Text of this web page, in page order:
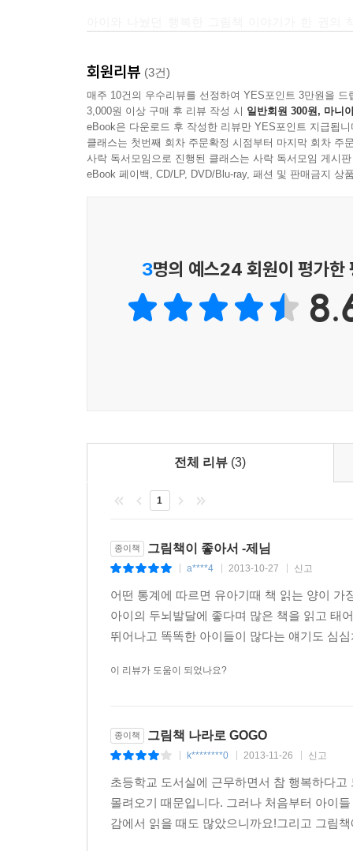
한상수 ((사)행복한아침독서] 이사장)
회원리뷰 (3건)
매주 10건의 우수리뷰를 선정하여 YES포인트 3만원을 드
3,000원 이상 구매 후 리뷰 작성 시 일반회원 300원, 마니
eBook은 다운로드 후 작성한 리뷰만 YES포인트 지급됩니
클래스는 첫번째 회차 주문확정 시점부터 마지막 회차 주
사락 독서모임으로 진행된 클래스는 사락 독서모임 게시
eBook 페이백, CD/LP, DVD/Blu-ray, 패션 및 판매금지 상
3명의 예스24 회원이 평가한
전체 리뷰 (3)
1
종이책 그림책이 좋아서 -제님
a****4 2013-10-27 신고
어떤 통계에 따르면 유아기때 책 읽는 양이
아이의 두뇌발달에 좋다며 많은 책을 읽고 태
뛰어나고 똑똑한 아이들이 많다는 얘기도 심
이 리뷰가 도움이 되었나요?
종이책 그림책 나라로 GOGO
k********0 2013-11-26 신고
초등학교 도서실에 근무하면서 참 행복하다
몰려오기 때문입니다. 그러나 처음부터 아이
감에서 읽을 때도 많았으니까요!그리고 그림